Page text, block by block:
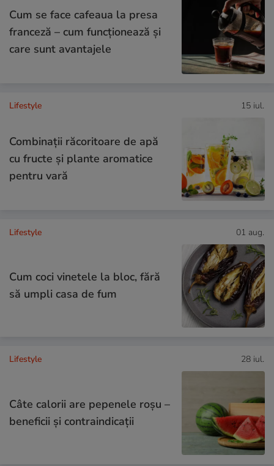
Cum se face cafeaua la presa
franceză – cum funcționează și
care sunt avantajele
Lifestyle 15 iul.
Combinaţii răcoritoare de apă
cu fructe şi plante aromatice
pentru vară
Lifestyle 01 aug.
Cum coci vinetele la bloc, fără
să umpli casa de fum
Lifestyle 28 iul.
Câte calorii are pepenele roșu –
beneficii și contraindicații